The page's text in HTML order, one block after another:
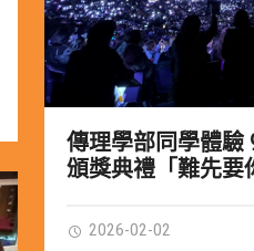
傳理學部同學體驗
頒獎典禮「難先要
2026-02-02